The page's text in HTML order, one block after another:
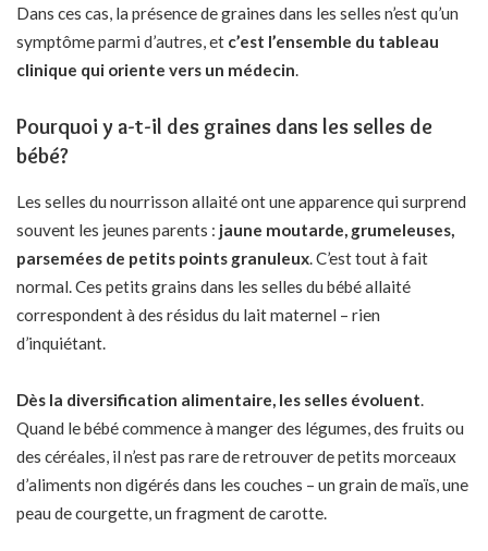
Dans ces cas, la présence de graines dans les selles n’est qu’un
symptôme parmi d’autres, et c’est l’ensemble du tableau
clinique qui oriente vers un médecin.
Pourquoi y a-t-il des graines dans les selles de
bébé?
Les selles du nourrisson allaité ont une apparence qui surprend
souvent les jeunes parents : jaune moutarde, grumeleuses,
parsemées de petits points granuleux. C’est tout à fait
normal. Ces petits grains dans les selles du bébé allaité
correspondent à des résidus du lait maternel – rien
d’inquiétant.
Dès la diversification alimentaire, les selles évoluent
Quand le bébé commence à manger des légumes , des fruits ou
des céréales, il n’est pas rare de retrouver de petits morceaux
d’aliments non digérés dans les couches – un grain de maïs, une
peau de courgette, un fragment de carotte.